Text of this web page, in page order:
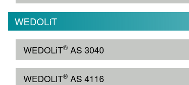
WEDOLiT
WEDOLiT® AS 3040
WEDOLiT® AS 4116